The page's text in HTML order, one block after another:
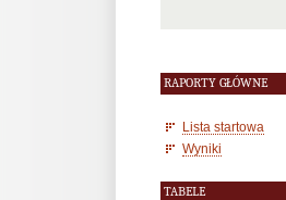
RAPORTY GŁÓWNE
Lista startowa
Wyniki
TABELE